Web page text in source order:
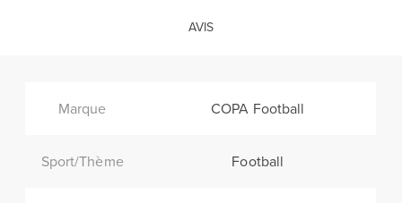
AVIS
Marque COPA Football
Sport/Thème Football